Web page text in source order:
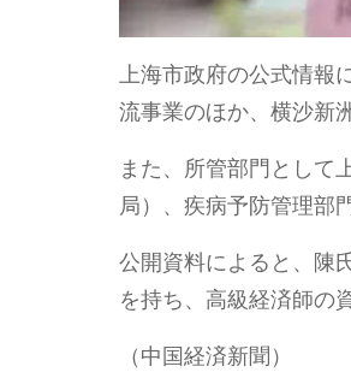
上海市政府の公式情報
流事業のほか、横沙新
また、所管部門として
局）、疾病予防管理部
公開資料によると、陳
を持ち、高級経済師の
（中国経済新聞）